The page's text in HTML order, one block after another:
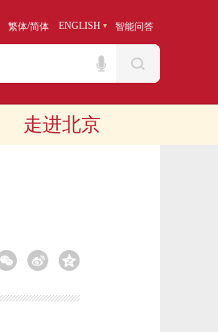
繁体/简体 ENGLISH 智能问答
走进北京